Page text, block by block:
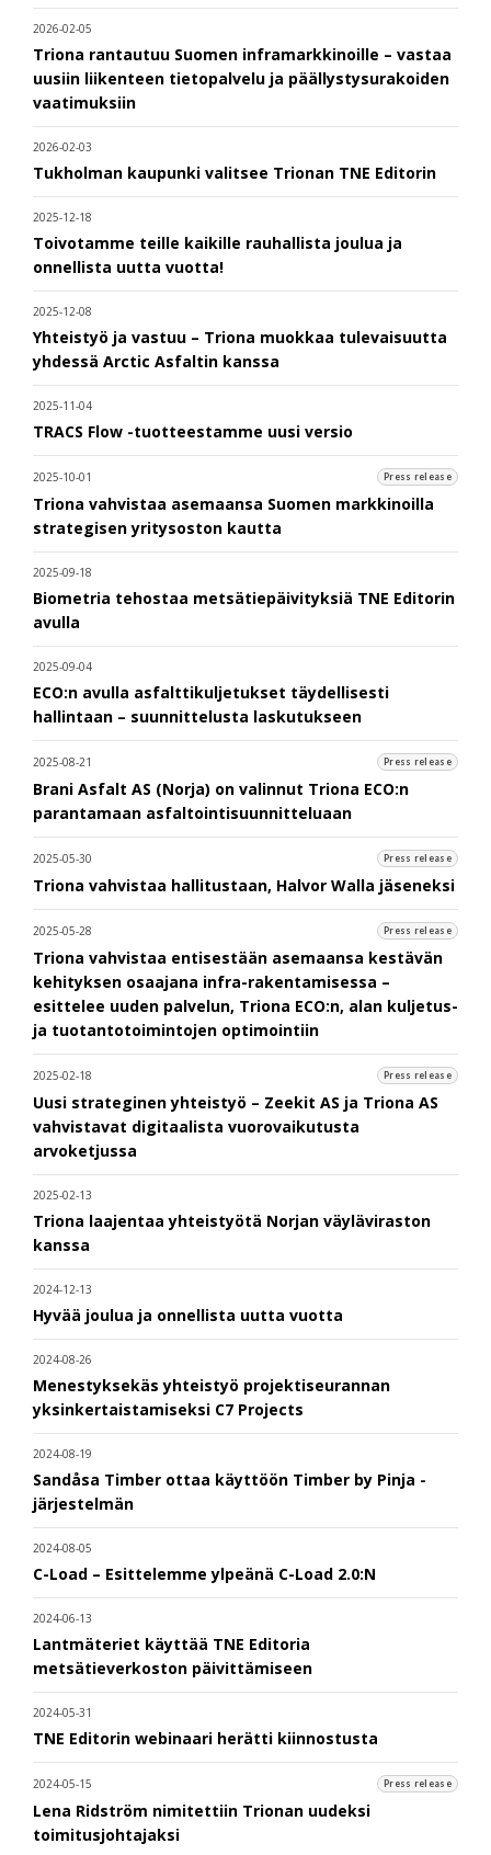
2026-02-05
Triona rantautuu Suomen inframarkkinoille – vastaa
uusiin liikenteen tietopalvelu ja päällystysurakoiden
vaatimuksiin
2026-02-03
Tukholman kaupunki valitsee Trionan TNE Editorin
2025-12-18
Toivotamme teille kaikille rauhallista joulua ja
onnellista uutta vuotta!
2025-12-08
Yhteistyö ja vastuu – Triona muokkaa tulevaisuutta
yhdessä Arctic Asfaltin kanssa
2025-11-04
TRACS Flow -tuotteestamme uusi versio
2025-10-01 Press release
Triona vahvistaa asemaansa Suomen markkinoilla
strategisen yritysoston kautta
2025-09-18
Biometria tehostaa metsätiepäivityksiä TNE Editorin
avulla
2025-09-04
ECO:n avulla asfalttikuljetukset täydellisesti
hallintaan – suunnittelusta laskutukseen
2025-08-21 Press release
Brani Asfalt AS (Norja) on valinnut Triona ECO:n
parantamaan asfaltointisuunnitteluaan
2025-05-30 Press release
Triona vahvistaa hallitustaan, Halvor Walla jäseneksi
2025-05-28 Press release
Triona vahvistaa entisestään asemaansa kestävän
kehityksen osaajana infra-rakentamisessa –
esittelee uuden palvelun, Triona ECO:n, alan kuljetus-
ja tuotantotoimintojen optimointiin
2025-02-18 Press release
Uusi strateginen yhteistyö – Zeekit AS ja Triona AS
vahvistavat digitaalista vuorovaikutusta
arvoketjussa
2025-02-13
Triona laajentaa yhteistyötä Norjan väyläviraston
kanssa
2024-12-13
Hyvää joulua ja onnellista uutta vuotta
2024-08-26
Menestyksekäs yhteistyö projektiseurannan
yksinkertaistamiseksi C7 Projects
2024-08-19
Sandåsa Timber ottaa käyttöön Timber by Pinja -
järjestelmän
2024-08-05
C-Load – Esittelemme ylpeänä C-Load 2.0:N
2024-06-13
Lantmäteriet käyttää TNE Editoria
metsätieverkoston päivittämiseen
2024-05-31
TNE Editorin webinaari herätti kiinnostusta
2024-05-15 Press release
Lena Ridström nimitettiin Trionan uudeksi
toimitusjohtajaksi